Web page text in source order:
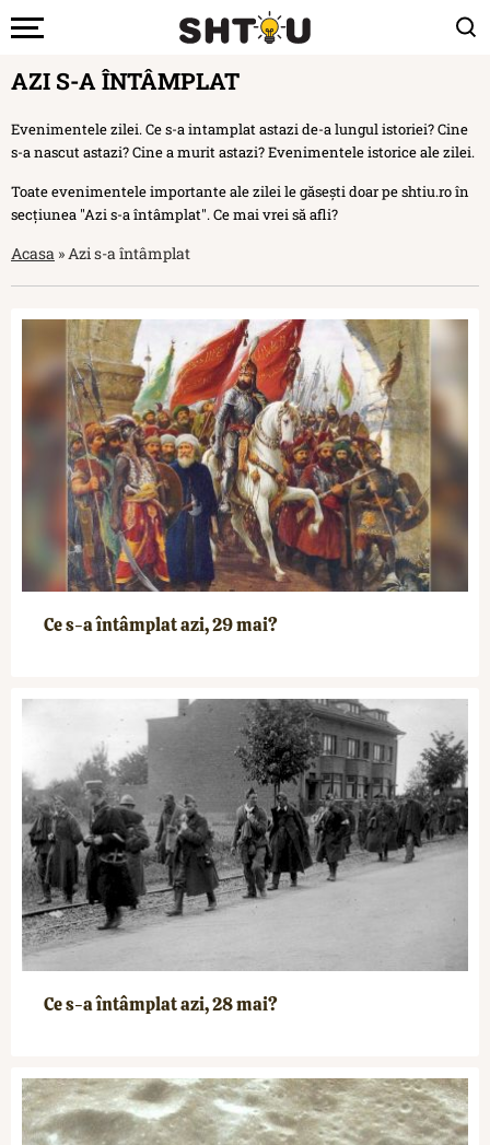
AZI S-A ÎNTÂMPLAT
Evenimentele zilei. Ce s-a intamplat astazi de-a lungul istoriei? Cine
s-a nascut astazi? Cine a murit astazi? Evenimentele istorice ale zilei.
Toate evenimentele importante ale zilei le găsești doar pe shtiu.ro în
secțiunea "Azi s-a întâmplat". Ce mai vrei să afli?
Acasa »Azi s-a întâmplat
Ce s-a întâmplat azi, 29 mai?
Ce s-a întâmplat azi, 28 mai?